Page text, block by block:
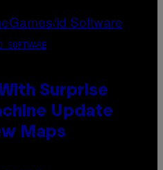
SOFTWARE
Surprise
Update
Maps